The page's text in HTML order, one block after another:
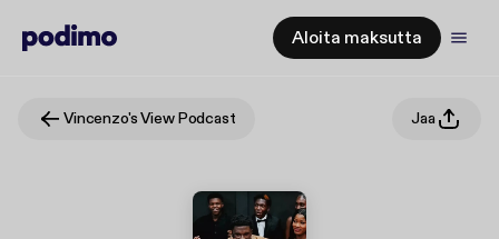
Aloita maksutta
Vincenzo's View Podcast Jaa